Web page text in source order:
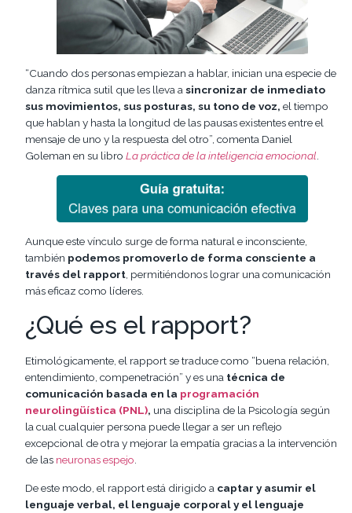
“Cuando dos personas empiezan a hablar, inician una especie de
danza rítmica sutil que les lleva a sincronizar de inmediato
sus movimientos, sus posturas, su tono de voz, el tiempo
que hablan y hasta la longitud de las pausas existentes entre el
mensaje de uno y la respuesta del otro”, comenta Daniel
Goleman en su libro La práctica de la inteligencia emocional
Aunque este vínculo surge de forma natural e inconsciente,
también podemos promoverlo de forma consciente a
través del rapport , permitiéndonos lograr una comunicación
más eficaz como líderes.
¿Qué es el rapport?
Etimológicamente, el rapport se traduce como “buena relación,
entendimiento, compenetración” y es una técnica de
comunicación basada en la programación
neurolingüística (PNL), una disciplina de la Psicología según
la cual cualquier persona puede llegar a ser un reflejo
excepcional de otra y mejorar la empatía gracias a la intervención
de las neuronas espejo.
De este modo, el rapport está dirigido a captar y asumir el
lenguaje verbal, el lenguaje corporal y el lenguaje